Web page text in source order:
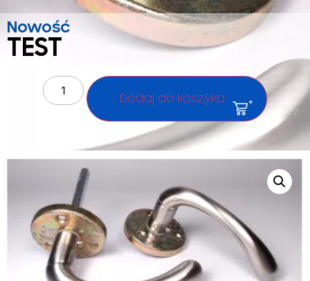
Nowość
TEST
Dodaj do koszyka